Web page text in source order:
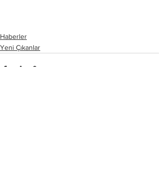
Haberler
Yeni Çıkanlar